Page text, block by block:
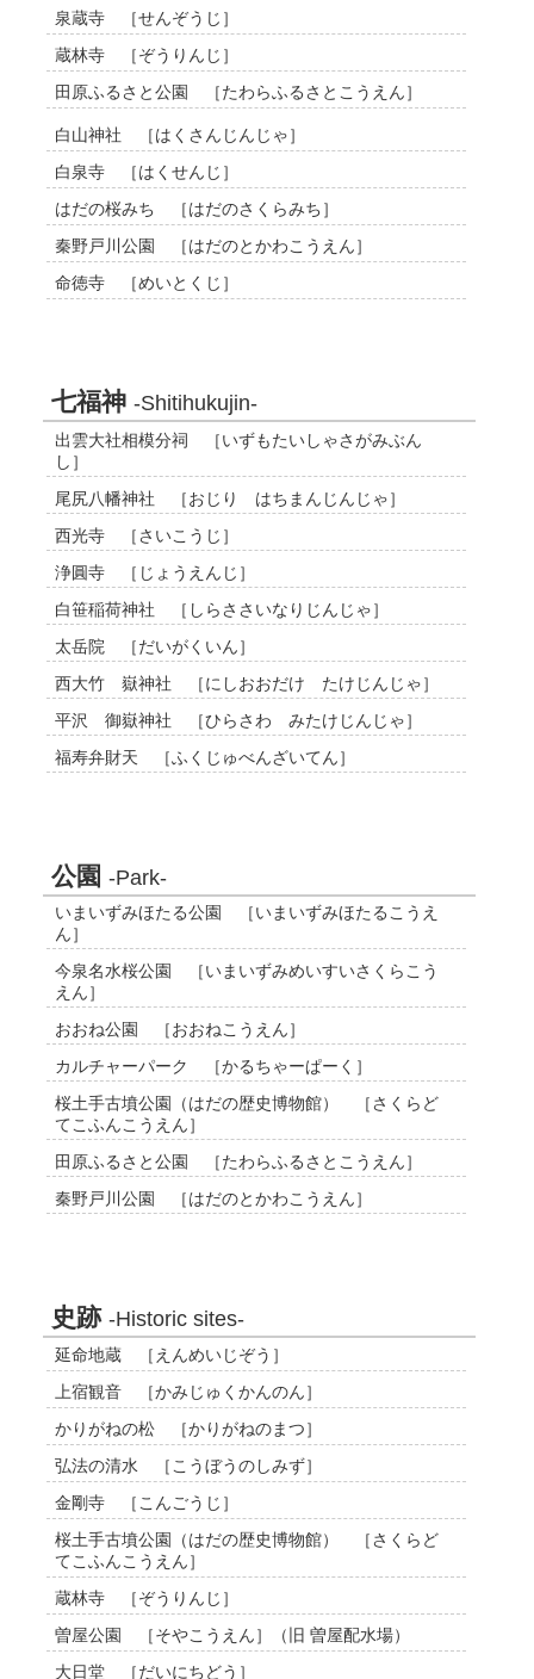
泉蔵寺 ［せんぞうじ］
蔵林寺 ［ぞうりんじ］
田原ふるさと公園 ［たわらふるさとこうえん］
白山神社 ［はくさんじんじゃ］
白泉寺 ［はくせんじ］
はだの桜みち ［はだのさくらみち］
秦野戸川公園 ［はだのとかわこうえん］
命徳寺 ［めいとくじ］
七福神-Shitihukujin-
出雲大社相模分祠 ［いずもたいしゃさがみぶん
し］
尾尻八幡神社 ［おじり はちまんじんじゃ］
西光寺 ［さいこうじ］
浄圓寺 ［じょうえんじ］
白笹稲荷神社 ［しらささいなりじんじゃ］
太岳院 ［だいがくいん］
西大竹 嶽神社 ［にしおおだけ たけじんじゃ］
平沢 御嶽神社 ［ひらさわ みたけじんじゃ］
福寿弁財天 ［ふくじゅべんざいてん］
公園-Park-
いまいずみほたる公園 ［いまいずみほたるこうえ
ん］
今泉名水桜公園 ［いまいずみめいすいさくらこう
えん］
おおね公園 ［おおねこうえん］
カルチャーパーク ［かるちゃーぱーく］
桜土手古墳公園（はだの歴史博物館） ［さくらど
てこふんこうえん］
田原ふるさと公園 ［たわらふるさとこうえん］
秦野戸川公園 ［はだのとかわこうえん］
史跡-Historic sites-
延命地蔵 ［えんめいじぞう］
上宿観音 ［かみじゅくかんのん］
かりがねの松 ［かりがねのまつ］
弘法の清水 ［こうぼうのしみず］
金剛寺 ［こんごうじ］
桜土手古墳公園（はだの歴史博物館） ［さくらど
てこふんこうえん］
蔵林寺 ［ぞうりんじ］
曽屋公園 ［そやこうえん］（旧 曽屋配水場）
大日堂 ［だいにちどう］